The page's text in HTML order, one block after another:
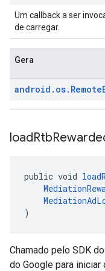
Um callback a ser
de carregar.
Gera
android . os. Remote
loadRtb
public void
)
Chamado pelo SDK
do Google para iniciar